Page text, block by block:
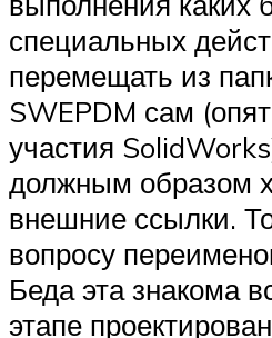
специальных
перемещать из
SWE­PDM сам
участия
должным образом
внешние ссылки.
вопросу
Беда эта знакома
этапе